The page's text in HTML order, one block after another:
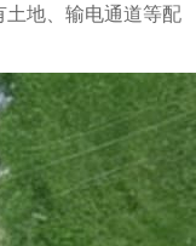
土地、输电通道等配